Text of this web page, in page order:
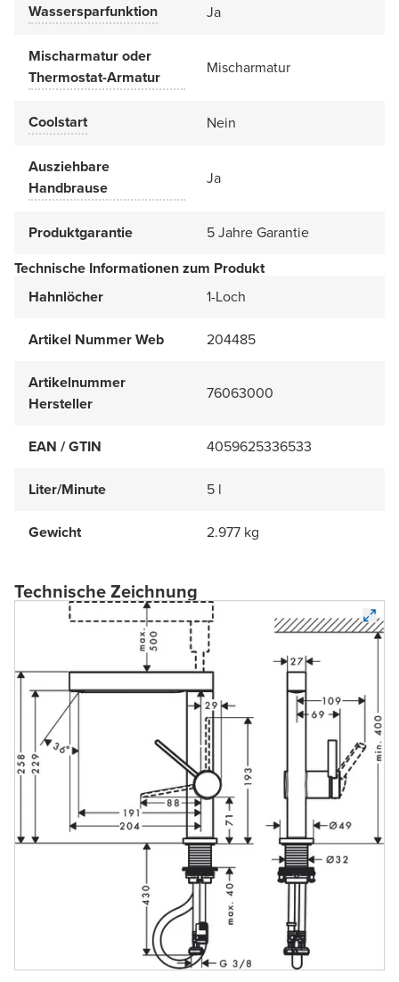
Wassersparfunktion Ja
Mischarmatur oder
Thermostat-Armatur
Mischarmatur
Coolstart Nein
Ausziehbare
Handbrause
Ja
Produktgarantie
5 Jahre Garantie
Technische Informationen zum Produkt
Hahnlöcher
1-Loch
Artikel Nummer Web 204485
Artikelnummer
Hersteller
76063000
EAN / GTIN 4059625336533
Liter/Minute 5 l
Gewicht 2.977 kg
Technische Zeichnung